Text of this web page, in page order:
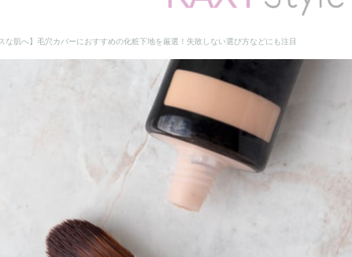
な肌へ】毛穴カバーにおすすめの化粧下地を厳選！失敗しない選び方などにも注目